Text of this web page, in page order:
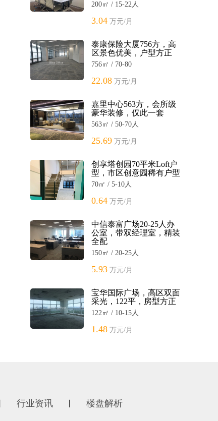
200㎡ / 15-22人
3.04 万元/月
泰康保险大厦756方，高
区景色优美，户型方正
756㎡ / 70-80
22.08 万元/月
嘉里中心563方，会所级
豪华装修，仅此一套
563㎡ / 50-70人
25.69 万元/月
创享塔创园70平米Loft户
型，市区创意园稀有户型
70㎡ / 5-10人
0.64 万元/月
中信泰富广场20-25人办
公室，带双经理室，精装
全配
150㎡ / 20-25人
5.93 万元/月
宝华国际广场，高区双面
采光，122平，房型方正
122㎡ / 10-15人
1.48 万元/月
行业资讯 楼盘解析